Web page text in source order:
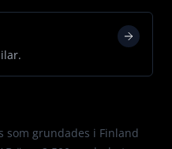
som grundades i Finland